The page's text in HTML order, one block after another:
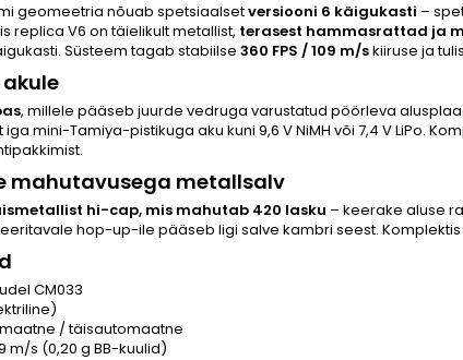
geomeetria nõuab spetsiaalsetversiooni 6 käigukasti –
replica V6 on täielikult metallist, terasest hammasrattad ja
Süsteem tagab stabiilse 360 FPS / 109 m/skiiruse ja
, millele pääseb juurde vedruga varustatud pöörleva
mini-Tamiya-pistikuga aku kuni 9,6 V NiMH või 7,4 V LiPo.
mahutavusega metallsalv
hi-cap, mis mahutab 420 lasku – keerake aluse
hop-up-ile pääseb ligi salve kambri seest. Komplektis
CM033
/ täisautomaatne
m/s (0,20 g BB-kuulid)